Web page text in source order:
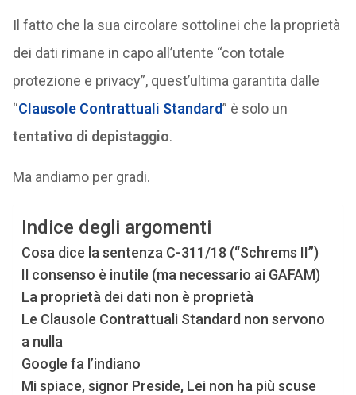
Il fatto che la sua circolare sottolinei che la proprietà
dei dati rimane in capo all’utente “con totale
protezione e privacy”, quest’ultima garantita dalle
“Clausole Contrattuali Standard” è solo un
tentativo di depistaggio.
Ma andiamo per gradi.
Indice degli argomenti
Cosa dice la sentenza C-311/18 (“Schrems II”)
Il consenso è inutile (ma necessario ai GAFAM)
La proprietà dei dati non è proprietà
Le Clausole Contrattuali Standard non servono
a nulla
Google fa l’indiano
Mi spiace, signor Preside, Lei non ha più scuse